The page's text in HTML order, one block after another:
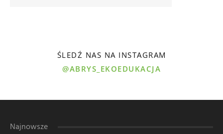
ŚLEDŹ NAS NA INSTAGRAM
@ABRYS_EKOEDUKACJA
Najnowsze